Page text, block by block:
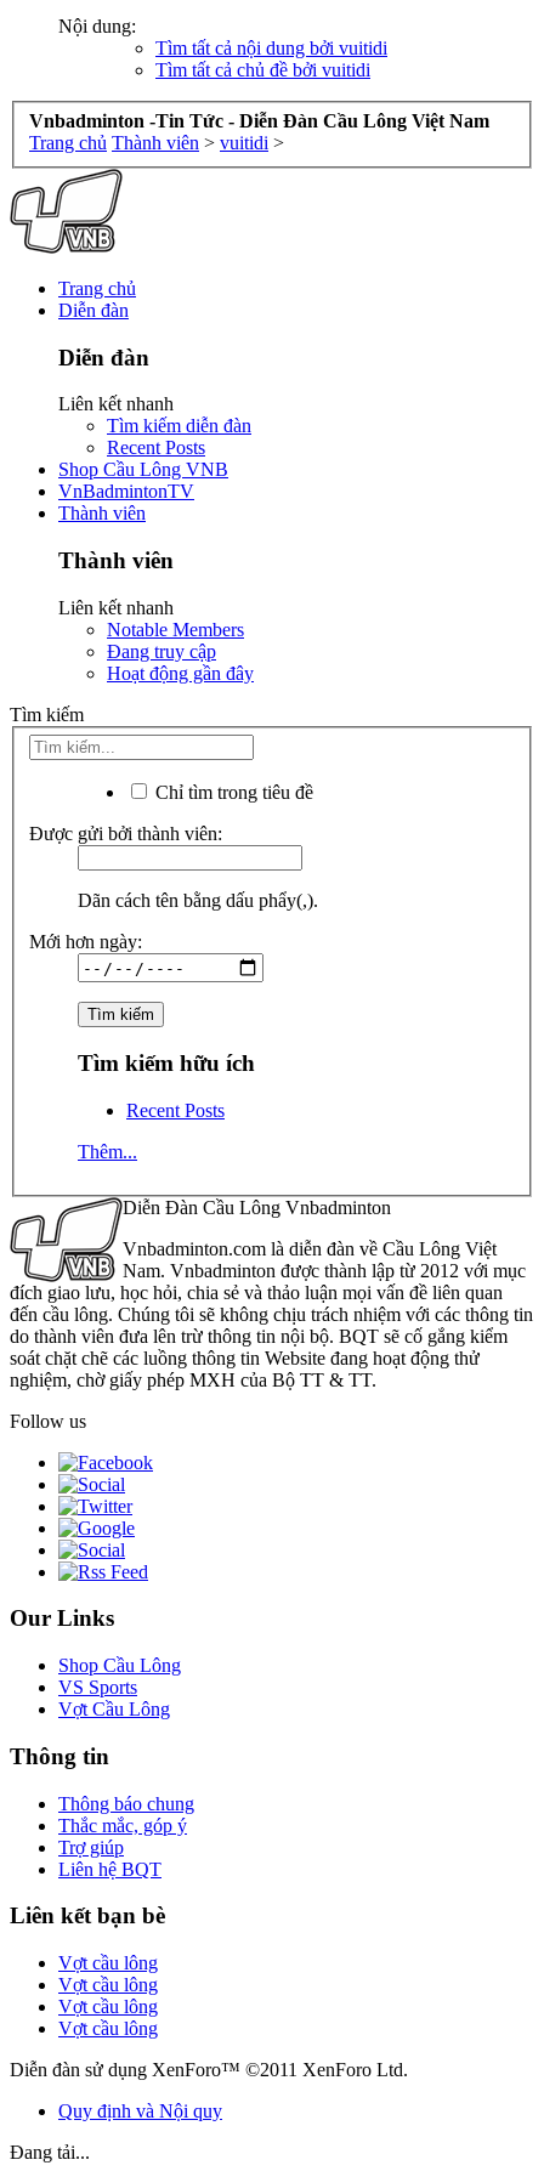
Nội dung:
Tìm tất cả nội dung bởi vuitidi
Tìm tất cả chủ đề bởi vuitidi
Vnbadminton -Tin Tức - Diễn Đàn Cầu Lông Việt Nam
Trang chủ Thành viên > vuitidi >
Trang chủ
Diễn đàn
Diễn đàn
Liên kết nhanh
Tìm kiếm diễn đàn
Recent Posts
Shop Cầu Lông VNB
VnBadmintonTV
Thành viên
Thành viên
Liên kết nhanh
Notable Members
Đang truy cập
Hoạt động gần đây
Tìm kiếm
Chỉ tìm trong tiêu đề
Được gửi bởi thành viên:
Dãn cách tên bằng dấu phẩy(,).
Mới hơn ngày:
Tìm kiếm hữu ích
Recent Posts
Thêm...
Diễn Đàn Cầu Lông Vnbadminton
Vnbadminton.com là diễn đàn về Cầu Lông Việt
Nam. Vnbadminton được thành lập từ 2012 với mục
đích giao lưu, học hỏi, chia sẻ và thảo luận mọi vấn đề liên quan
đến cầu lông. Chúng tôi sẽ không chịu trách nhiệm với các thông tin
do thành viên đưa lên trừ thông tin nội bộ. BQT sẽ cố gắng kiểm
soát chặt chẽ các luồng thông tin Website đang hoạt động thử
nghiệm, chờ giấy phép MXH của Bộ TT & TT.
Follow us
Our Links
Shop Cầu Lông
VS Sports
Vợt Cầu Lông
Thông tin
Thông báo chung
Thắc mắc, góp ý
Trợ giúp
Liên hệ BQT
Liên kết bạn bè
Vợt cầu lông
Vợt cầu lông
Vợt cầu lông
Vợt cầu lông
Diễn đàn sử dụng XenForo™ ©2011 XenForo Ltd.
Quy định và Nội quy
Đang tải...